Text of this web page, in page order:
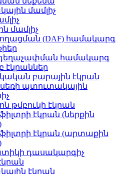
մամլիչ
մամլիչ
(DAF) համակարգ
դեղաչափման համակարգ
էկրաններ
բարային էկրան
պտուտակային
թմբուկի էկրան
էկրան (ներքին
ֆիլտրի էկրան (արտաքին
դասակարգիչ
էկրան